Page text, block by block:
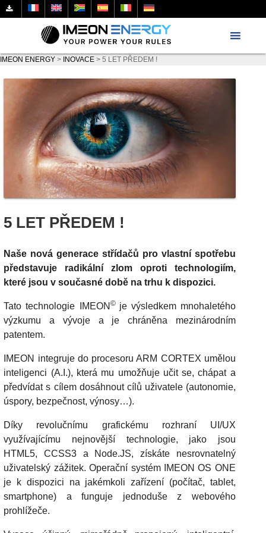
IMEON ENERGY > INOVACE > 5 LET PŘEDEM !
5 LET PŘEDEM !
Naše nová generace střídačů pro vlastní spotřebu
představuje radikální zlom oproti technologiím,
které jsou v současné době na trhu k dispozici.
Tato technologie IMEON © je výsledkem mnohaletého
výzkumu a vývoje a je chráněna mezinárodním
patentem.
IMEON integruje do procesoru ARM CORTEX umělou
inteligenci (A.I.), která mu umožňuje učit se, chápat a
předvídat s cílem dosáhnout cílů uživatele (autonomie,
úspory, bezpečnost, výnosy…).
Díky revolučnímu grafickému rozhraní UI/UX
využívajícímu nejnovější technologie, jako jsou
HTML5, CCSS3 a Node.JS, získáte nesrovnatelný
uživatelský zážitek. Operační systém IMEON OS ONE
je k dispozici na jakémkoli zařízení (počítač, tablet,
smartphone) a funguje jednoduše z webového
prohlížeče.